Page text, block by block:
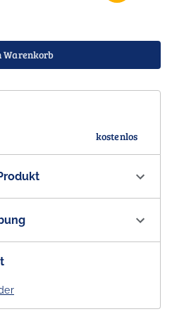
Warenkorb
kostenlos
Cask Single Malt Whisky